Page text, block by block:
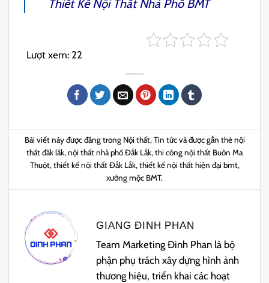
Thiết Kế Nội Thất Nhà Phố BMT
Lượt xem: 22
Bài viết này được đăng trong Nội thất,Tin tứcvà được gắn thẻnội
thất đăk lăk,nội thất nhà phố Đắk Lắk,thi công nội thất Buôn Ma
Thuột,thiết kế nội thất Đắk Lắk,thiết kế nội thất hiện đại bmt,
xưởng mộc BMT.
GIANG ĐINH PHAN
Team Marketing Đinh Phan là bộ
phận phụ trách xây dựng hình ảnh
thương hiệu, triển khai các hoạt